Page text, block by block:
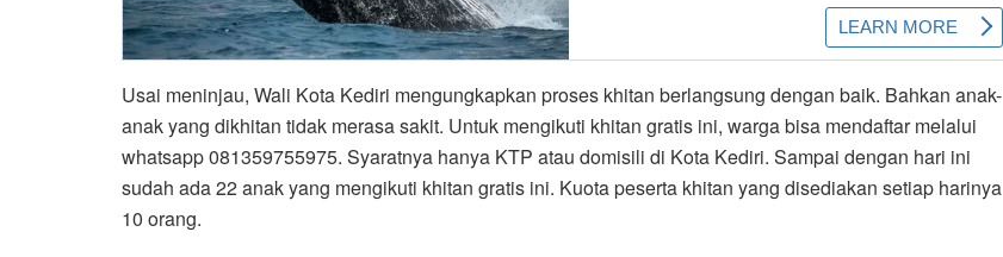
Usai meninjau, Wali Kota Kediri mengungkapkan proses khitan berlangsung dengan baik. Bahkan anak-
anak yang dikhitan tidak merasa sakit. Untuk mengikuti khitan gratis ini, warga bisa mendaftar melalui
whatsapp 081359755975. Syaratnya hanya KTP atau domisili di Kota Kediri. Sampai dengan hari ini
sudah ada 22 anak yang mengikuti khitan gratis ini. Kuota peserta khitan yang disediakan setiap harinya
10 orang.